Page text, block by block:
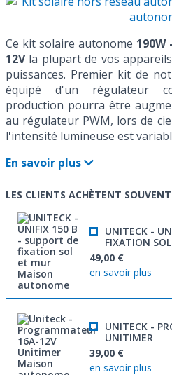
Ce kit solaire autonome 190W
12Vla plupart de vos
puissances. Premier kit de
équipé d'un régulateur
production pourra être
au régulateur PWM, lors de
l'intensité lumineuse est
En savoir plus
LES CLIENTS ACHÈTENT
UNITECK -
FIXATION
49,00 €
en savoir plus
UNITECK -
UNITIMER
39,00 €
en savoir plus